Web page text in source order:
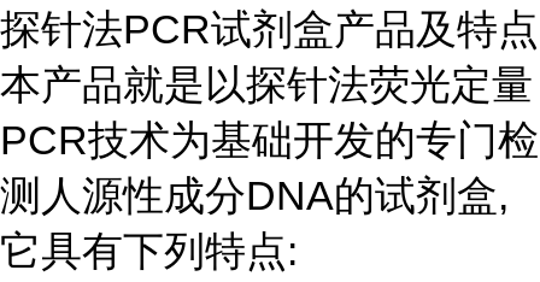
探针法PCR试剂盒产品及特点
本产品就是以探针法荧光定量
PCR技术为基础开发的专门检
测人源性成分DNA的试剂盒,
它具有下列特点: